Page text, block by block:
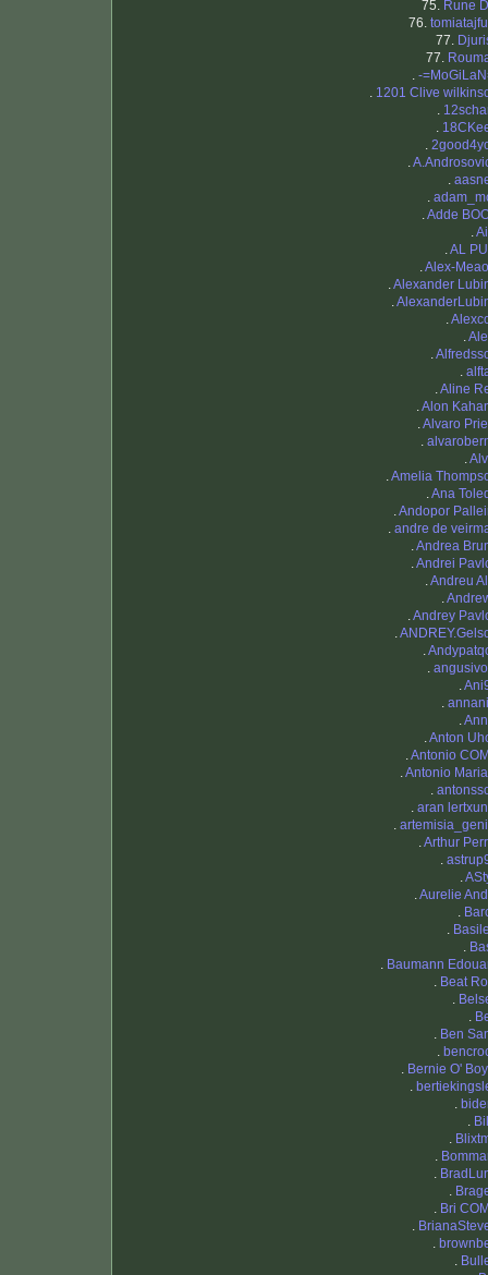
75. Rune
76.
77.
77.
. -
. 1201 Clive
.
.
.
.
.
.
.Adde
.
.AL
.Alex-
.Alexander
.
.
.
.
.
.Aline
.Alon
.Alvaro
.
.
.Amelia
.Ana
.Andopor
. andre de
.Andrea
.Andrei
.Andreu
.
.Andrey
.
.
.
.
.
.
.Anton
.Antonio
.Antonio
.
. aran
.
.Arthur
.
.
.Aurelie
.
.
.
. Baumann
. Beat
.
.
. Ben
.
. Bernie O'
.
.
.
.
.
.
.
. Bri
.
.
.